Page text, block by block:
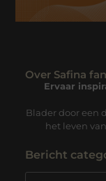
Over Safina
Ervaar
Blader door een
het leven
Bericht